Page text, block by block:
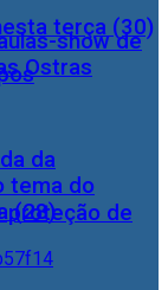
terça (30)
proteção de
show de
Ostras
da
tema do
(28)